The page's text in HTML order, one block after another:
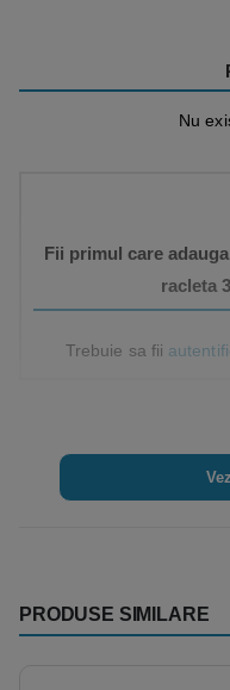
Nu
Fii primul care
racleta
Trebuie sa fii
PRODUSE SIMILARE